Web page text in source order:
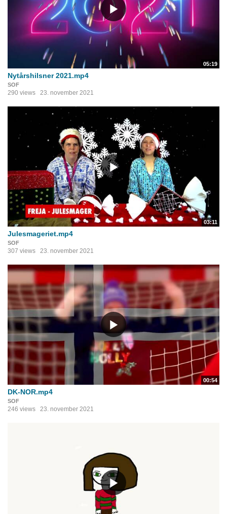
05:19
Nytårshilsner 2021.mp4
SOF
290 views 23. november 2021
03:11
Julesmageriet.mp4
SOF
307 views 23. november 2021
00:54
DK-NOR.mp4
SOF
246 views 23. november 2021